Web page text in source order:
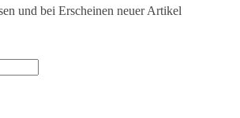
und bei Erscheinen neuer Artikel